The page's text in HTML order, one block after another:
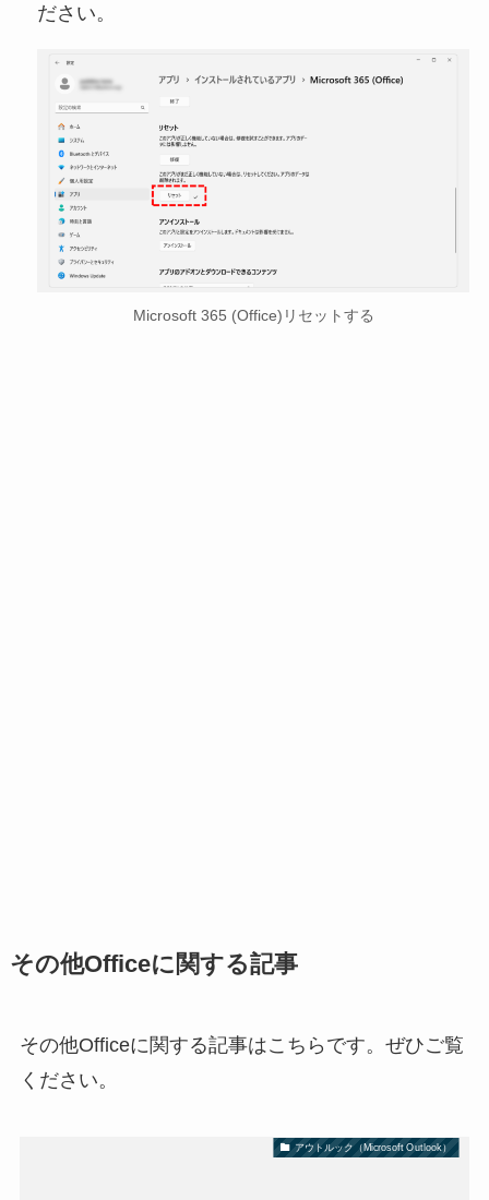
ださい。
Microsoft 365 (Office)リセットする
その他Officeに関する記事
その他Officeに関する記事はこちらです。ぜひご覧
ください。
アウトルック（Microsoft Outlook）